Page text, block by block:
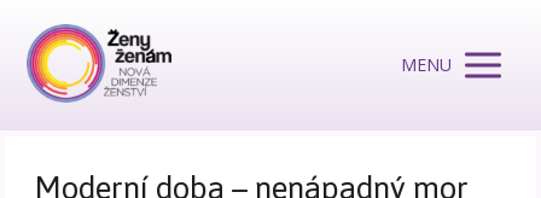
MENU